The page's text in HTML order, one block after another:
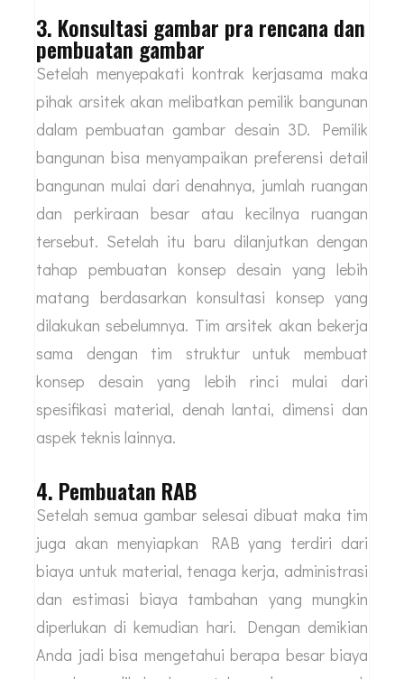
mendapatkan penawaran dari tim arsitek yang
berisi estimasi harga, jangka waktu pelaksanaan
proyek, pembayaran dll. Pada tahapan ini
pemilik bangunan bisa melakukan negosiasi
sehingga biaya jasa desain rumah yang
dikeluarkan bisa lebih terjangkau sesuai budget
yang diinginkan.
3. Konsultasi gambar pra rencana dan
pembuatan gambar
Setelah menyepakati kontrak kerjasama maka
pihak arsitek akan melibatkan pemilik bangunan
dalam pembuatan gambar desain 3D. Pemilik
bangunan bisa menyampaikan preferensi detail
bangunan mulai dari denahnya, jumlah ruangan
dan perkiraan besar atau kecilnya ruangan
tahap pembuatan konsep desain yang lebih
matang berdasarkan konsultasi konsep yang
dilakukan sebelumnya. Tim arsitek akan bekerja
sama dengan tim struktur untuk membuat
konsep desain yang lebih rinci mulai dari
spesifikasi material, denah lantai, dimensi dan
aspek teknis lainnya.